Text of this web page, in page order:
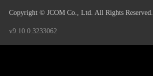
Copyright © JCOM Co., Ltd. All Rights Reserved.
v9.10.0.3233062